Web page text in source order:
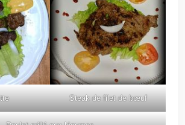
Steak de filet de bœuf